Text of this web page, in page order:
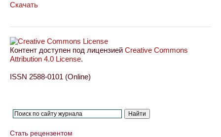
Скачать
Контент доступен под лицензией Creative Commons
Attribution 4.0 License.
ISSN 2588-0101 (Online)
Стать рецензентом